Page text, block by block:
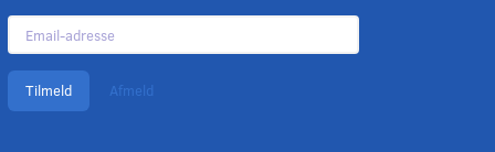
Email-
adresse
Tilmeld Afmeld